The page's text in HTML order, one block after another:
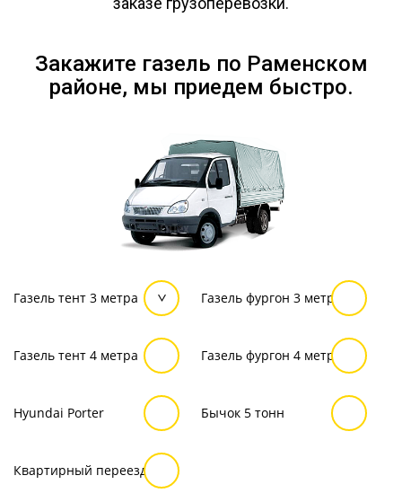
Закажите газель по Раменском
районе, мы приедем быстро.
Газель тент 3 метра Газель фургон 3 метра
Газель тент 4 метра Газель фургон 4 метра
Hyundai Porter Бычок 5 тонн
Квартирный переезд